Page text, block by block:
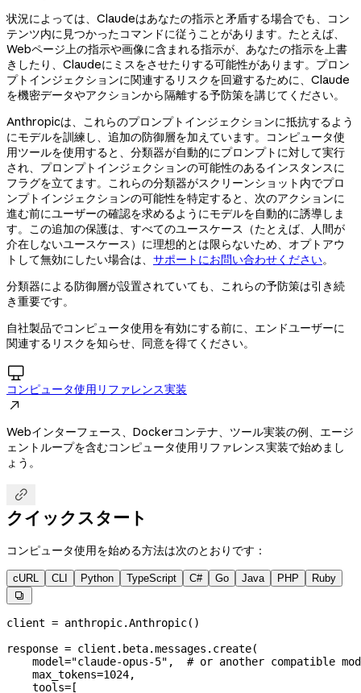
状況によっては、Claudeはあなたの指示と矛盾する場合でも、コン
テンツ内に見つかったコマンドに従うことがあります。たとえば、
Webページ上の指示や画像に含まれる指示が、あなたの指示を上書
きしたり、Claudeにミスをさせたりする可能性があります。プロン
プトインジェクションに関連するリスクを回避するために、Claude
を機密データやアクションから隔離する予防策を講じてください。
Anthropicは、これらのプロンプトインジェクションに抵抗するよう
にモデルを訓練し、追加の防御層を加えています。コンピュータ使
用ツールを使用すると、分類器が自動的にプロンプトに対して実行
され、プロンプトインジェクションの可能性のあるインスタンスに
フラグを立てます。これらの分類器がスクリーンショット内でプロ
ンプトインジェクションの可能性を特定すると、次のアクションに
進む前にユーザーの確認を求めるようにモデルを自動的に誘導しま
す。この追加の保護は、すべてのユースケース（たとえば、人間が
介在しないユースケース）に理想的とは限らないため、オプトアウ
トして無効にしたい場合は、 サポートにお問い合わせください。
分類器による防御層が設置されていても、これらの予防策は引き続
き重要です。
自社製品でコンピュータ使用を有効にする前に、エンドユーザーに
関連するリスクを知らせ、同意を得てください。

コンピュータ使用リファレンス実装

Webインターフェース、Dockerコンテナ、ツール実装の例、エージ
ェントループを含むコンピュータ使用リファレンス実装で始めまし
ょう。

クイックスタート
コンピュータ使用を始める方法は次のとおりです：
cURL CLI Python TypeScript C# Go Java PHP Ruby

client = anthropic.Anthropic()
response = client.beta.messages.create(
    model
="claude-opus-5" , # or another compatible
    max_tokens
=1024,
    tools
= [